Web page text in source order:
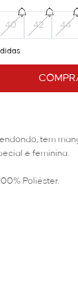
40 42 44
tem
e feminina.
Poliéster.